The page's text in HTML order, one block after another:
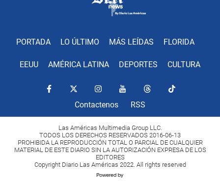
PORTADA LO ÚLTIMO MÁS LEÍDAS FLORIDA
EEUU AMÉRICA LATINA DEPORTES CULTURA
Contactenos RSS
Las Américas Multimedia Group LLC.
TODOS LOS DERECHOS RESERVADOS 2016-06-13
PROHIBIDA LA REPRODUCCIÓN TOTAL O PARCIAL DE CUALQUIER
MATERIAL DE ESTE DIARIO SIN LA AUTORIZACIÓN EXPRESA DE LOS
EDITORES
Copyright Diario Las Américas 2022. All rights reserved